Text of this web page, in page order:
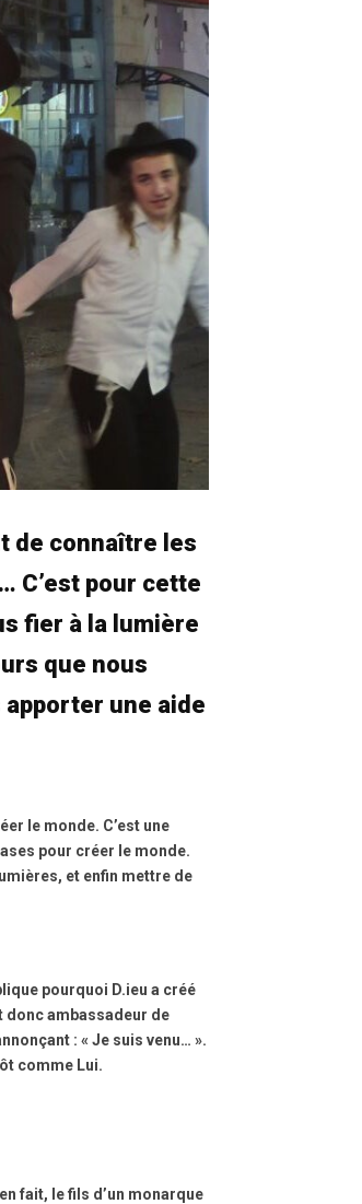
de connaître les
C’est pour cette
fier à la lumière
que nous
une aide
le monde. C’est une
pour créer le monde.
et enfin mettre de
pourquoi D.ieu a créé
donc ambassadeur de
: « Je suis venu… ».
comme Lui.
fait, le fils d’un monarque